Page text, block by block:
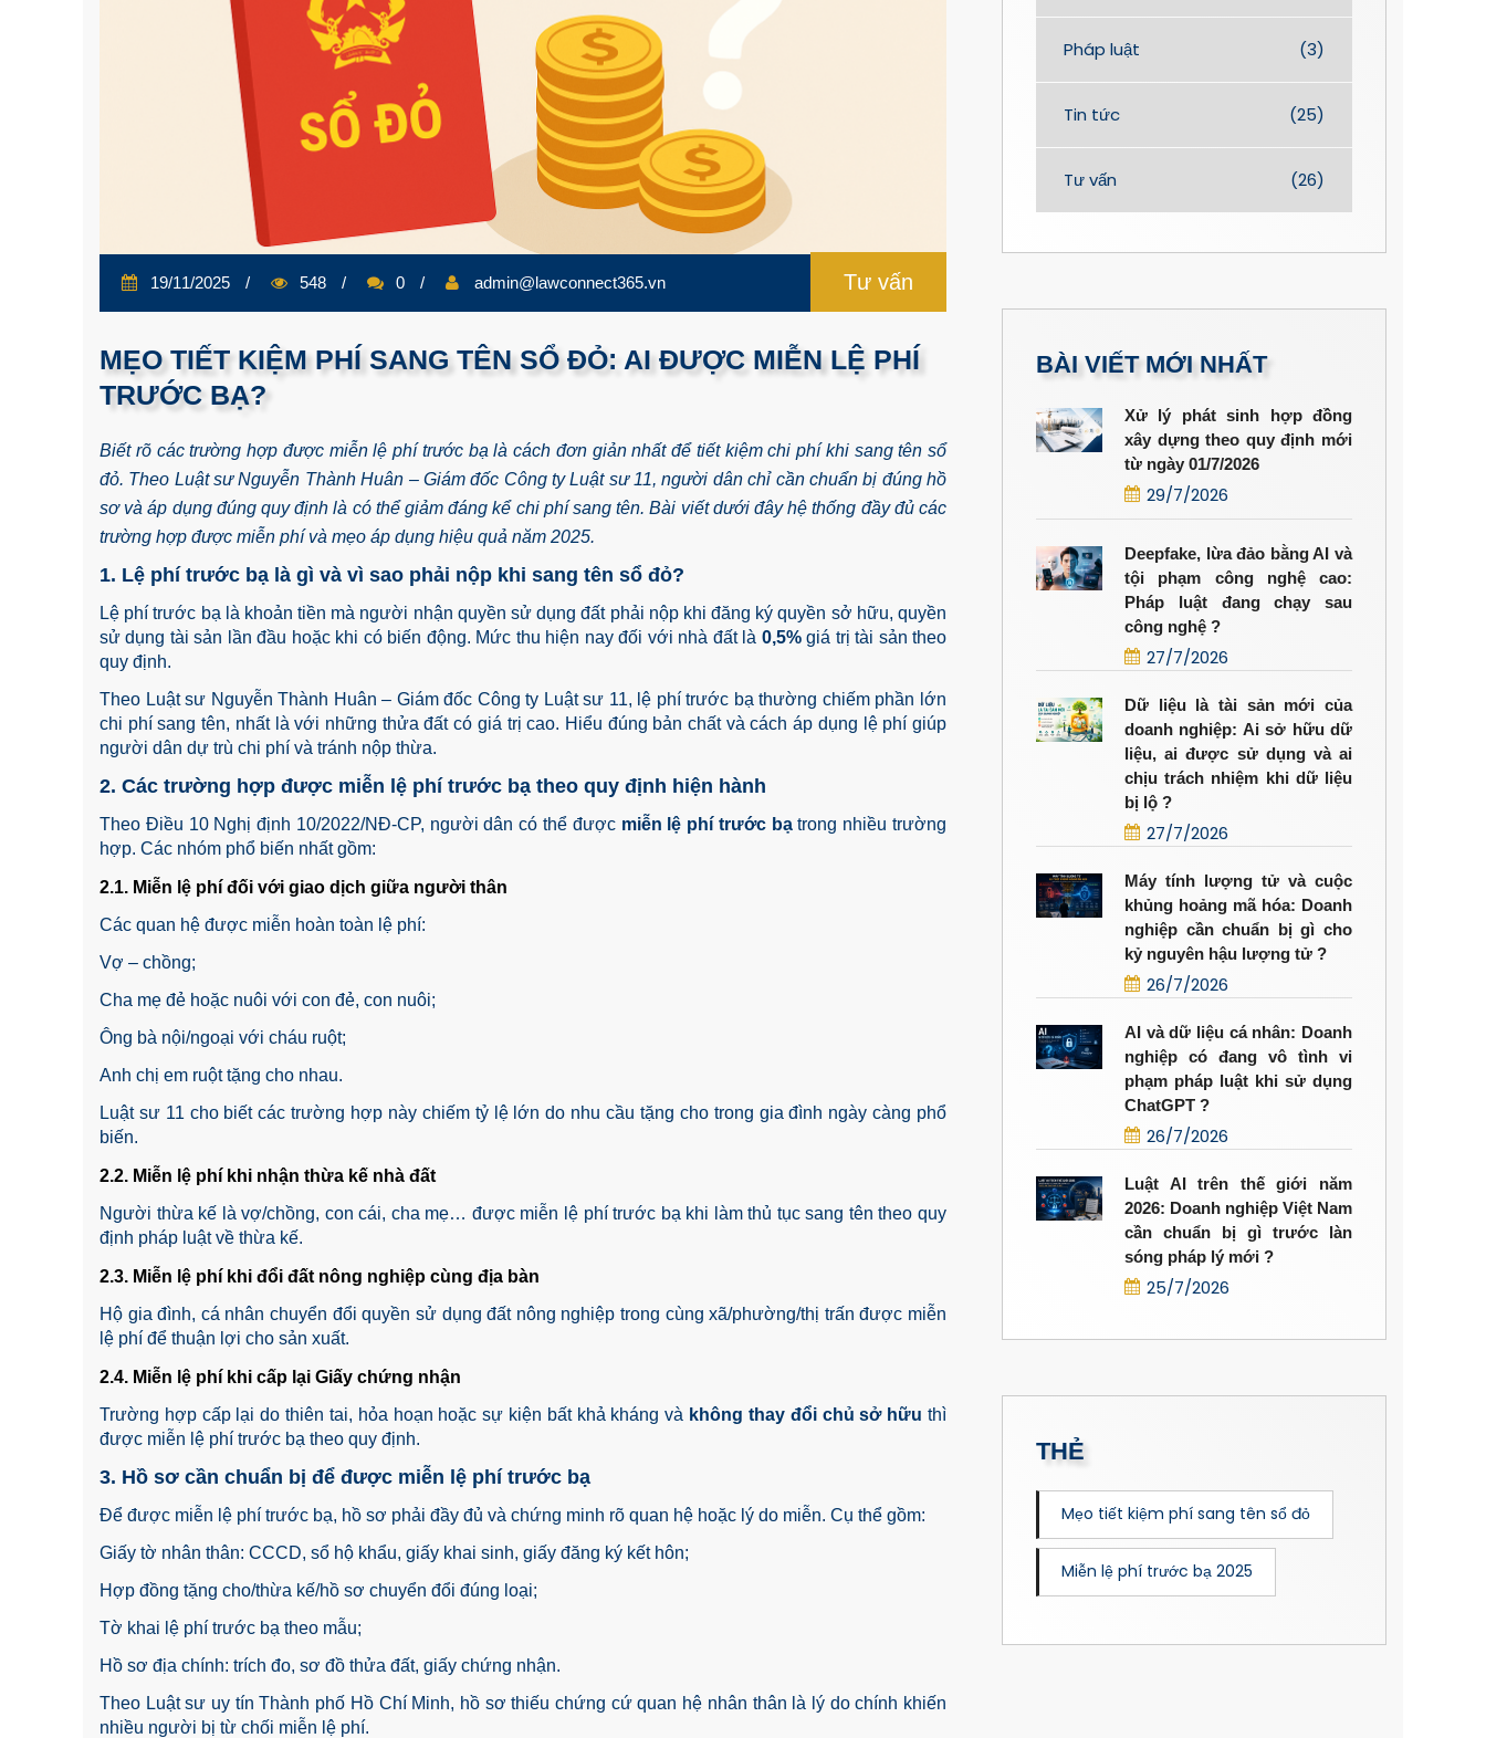
Tư vấn
19/11/2025 548 0 admin@lawconnect365.vn
MẸO TIẾT KIỆM PHÍ SANG TÊN SỔ ĐỎ: AI ĐƯỢC MIỄN LỆ PHÍ
TRƯỚC BẠ?
Biết rõ các trường hợp được miễn lệ phí trước bạ là cách đơn giản nhất để tiết kiệm chi phí khi sang tên sổ
đỏ. Theo Luật sư Nguyễn Thành Huân – Giám đốc Công ty Luật sư 11, người dân chỉ cần chuẩn bị đúng hồ
sơ và áp dụng đúng quy định là có thể giảm đáng kể chi phí sang tên. Bài viết dưới đây hệ thống đầy đủ các
trường hợp được miễn phí và mẹo áp dụng hiệu quả năm 2025.
1. Lệ phí trước bạ là gì và vì sao phải nộp khi sang tên sổ đỏ?
Lệ phí trước bạ là khoản tiền mà người nhận quyền sử dụng đất phải nộp khi đăng ký quyền sở hữu, quyền
sử dụng tài sản lần đầu hoặc khi có biến động. Mức thu hiện nay đối với nhà đất là 0,5%giá trị tài sản theo
quy định.
Theo Luật sư Nguyễn Thành Huân – Giám đốc Công ty Luật sư 11, lệ phí trước bạ thường chiếm phần lớn
chi phí sang tên, nhất là với những thửa đất có giá trị cao. Hiểu đúng bản chất và cách áp dụng lệ phí giúp
người dân dự trù chi phí và tránh nộp thừa.
2. Các trường hợp được miễn lệ phí trước bạ theo quy định hiện hành
Theo Điều 10 Nghị định 10/2022/NĐ-CP, người dân có thể được miễn lệ phí trước bạtrong nhiều trường
hợp. Các nhóm phổ biến nhất gồm:
2.1. Miễn lệ phí đối với giao dịch giữa người thân
Các quan hệ được miễn hoàn toàn lệ phí:
Vợ – chồng;
Cha mẹ đẻ hoặc nuôi với con đẻ, con nuôi;
Ông bà nội/ngoại với cháu ruột;
Anh chị em ruột tặng cho nhau.
Luật sư 11 cho biết các trường hợp này chiếm tỷ lệ lớn do nhu cầu tặng cho trong gia đình ngày càng phổ
biến.
2.2. Miễn lệ phí khi nhận thừa kế nhà đất
Người thừa kế là vợ/chồng, con cái, cha mẹ… được miễn lệ phí trước bạ khi làm thủ tục sang tên theo quy
định pháp luật về thừa kế.
2.3. Miễn lệ phí khi đổi đất nông nghiệp cùng địa bàn
Hộ gia đình, cá nhân chuyển đổi quyền sử dụng đất nông nghiệp trong cùng xã/phường/thị trấn được miễn
lệ phí để thuận lợi cho sản xuất.
2.4. Miễn lệ phí khi cấp lại Giấy chứng nhận
Trường hợp cấp lại do thiên tai, hỏa hoạn hoặc sự kiện bất khả kháng và không thay đổi chủ sở hữu thì
được miễn lệ phí trước bạ theo quy định.
3. Hồ sơ cần chuẩn bị để được miễn lệ phí trước bạ
Để được miễn lệ phí trước bạ, hồ sơ phải đầy đủ và chứng minh rõ quan hệ hoặc lý do miễn. Cụ thể gồm:
Giấy tờ nhân thân: CCCD, sổ hộ khẩu, giấy khai sinh, giấy đăng ký kết hôn;
Hợp đồng tặng cho/thừa kế/hồ sơ chuyển đổi đúng loại;
Tờ khai lệ phí trước bạ theo mẫu;
Hồ sơ địa chính: trích đo, sơ đồ thửa đất, giấy chứng nhận.
Theo Luật sư uy tín Thành phố Hồ Chí Minh, hồ sơ thiếu chứng cứ quan hệ nhân thân là lý do chính khiến
nhiều người bị từ chối miễn lệ phí.
Pháp luật (3)
Tin tức (25)
Tư vấn (26)
BÀI VIẾT MỚI NHẤT
Xử lý phát sinh hợp đồng
xây dựng theo quy định mới
từ ngày 01/7/2026
29/7/2026
Deepfake, lừa đảo bằng AI và
tội phạm công nghệ cao:
Pháp luật đang chạy sau
công nghệ ?
27/7/2026
Dữ liệu là tài sản mới của
doanh nghiệp: Ai sở hữu dữ
liệu, ai được sử dụng và ai
chịu trách nhiệm khi dữ liệu
bị lộ ?
27/7/2026
Máy tính lượng tử và cuộc
khủng hoảng mã hóa: Doanh
nghiệp cần chuẩn bị gì cho
kỷ nguyên hậu lượng tử ?
26/7/2026
AI và dữ liệu cá nhân: Doanh
nghiệp có đang vô tình vi
phạm pháp luật khi sử dụng
ChatGPT ?
26/7/2026
Luật AI trên thế giới năm
2026: Doanh nghiệp Việt Nam
cần chuẩn bị gì trước làn
sóng pháp lý mới ?
25/7/2026
THẺ
Mẹo tiết kiệm phí sang tên sổ đỏ
Miễn lệ phí trước bạ 2025